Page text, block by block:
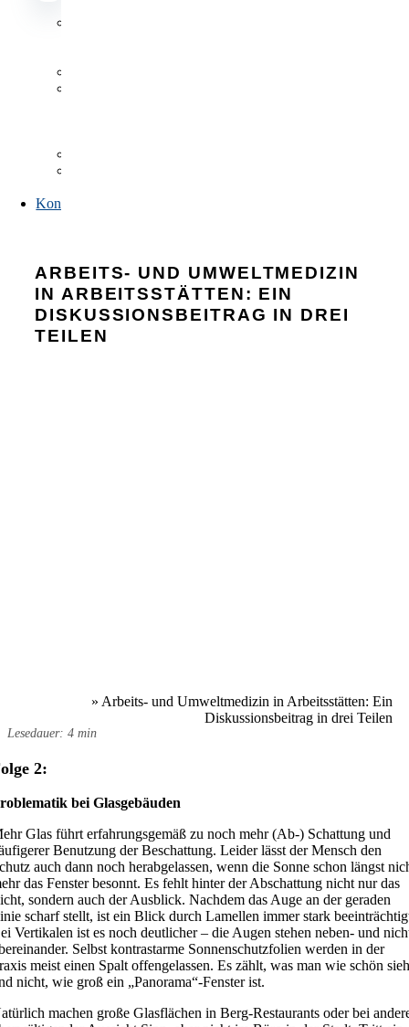
Kontakt
ARBEITS- UND UMWELTMEDIZIN
IN ARBEITSSTÄTTEN: EIN
DISKUSSIONSBEITRAG IN DREI
TEILEN
» Arbeits- und Umweltmedizin in Arbeitsstätten: Ein
Diskussionsbeitrag in drei Teilen
Lesedauer: 4 min
2:
bei Glasgebäuden
Glas führt erfahrungsgemäß zu noch mehr (Ab-) Schattung und
Benutzung der Beschattung. Leider lässt der Mensch den
auch dann noch herabgelassen, wenn die Sonne schon längst
das Fenster besonnt. Es fehlt hinter der Abschattung nicht nur das
sondern auch der Ausblick. Nachdem das Auge an der geraden
scharf stellt, ist ein Blick durch Lamellen immer stark
Vertikalen ist es noch deutlicher – die Augen stehen neben- und
Selbst kontrastarme Sonnenschutzfolien werden in der
meist einen Spalt offengelassen. Es zählt, was man wie schön
nicht, wie groß ein „Panorama“-Fenster ist.
machen große Glasflächen in Berg-Restaurants oder bei